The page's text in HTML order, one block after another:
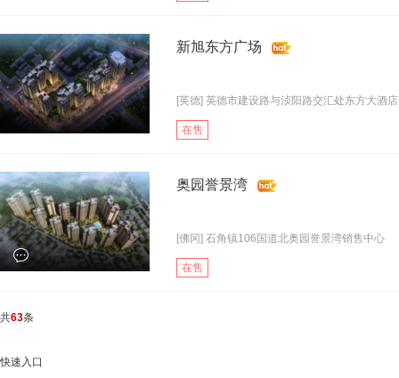
新旭东方广场
[英德] 英德市建设路与浈阳路交汇处东方大酒店
在售
奥园誉景湾
[佛冈] 石角镇106国道北奥园誉景湾销售中心
在售
共63条
快速入口